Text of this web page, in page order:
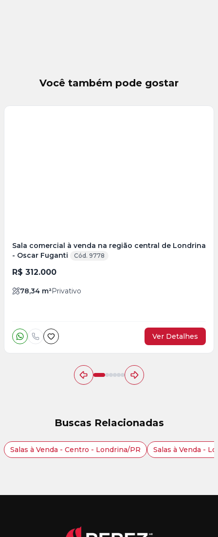
Você também pode gostar
Sala comercial à venda na região central de Londrina
- Oscar Fuganti
Cód. 9778
R$ 312.000
78,34 m²Privativo
Ver Detalhes
Buscas Relacionadas
Salas à Venda - Centro - Londrina/PR Salas à Venda -